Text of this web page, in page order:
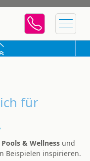
für
& Wellnessund
Beispielen inspirieren.